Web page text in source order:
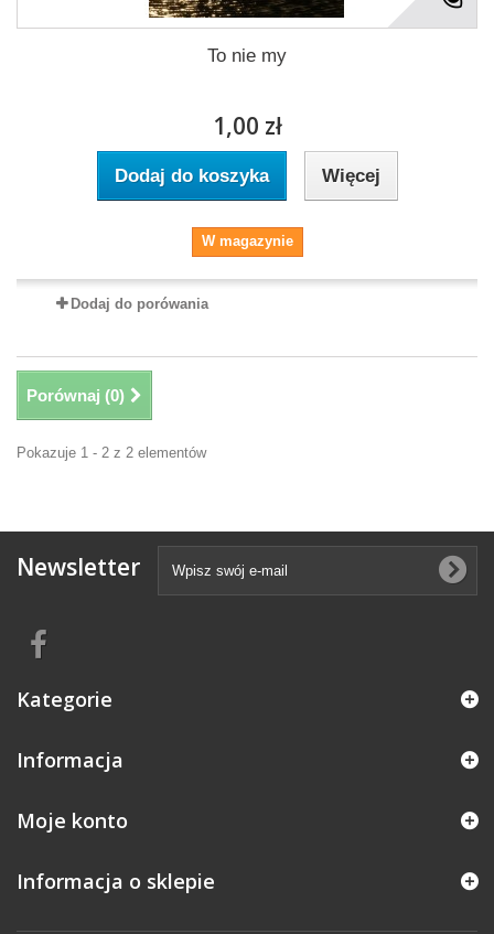
To nie my
1,00 zł
Dodaj do koszyka Więcej
W magazynie
Dodaj do porówania
Porównaj (0)
Pokazuje 1 - 2 z 2 elementów
Newsletter
Kategorie
Informacja
Moje konto
Informacja o sklepie